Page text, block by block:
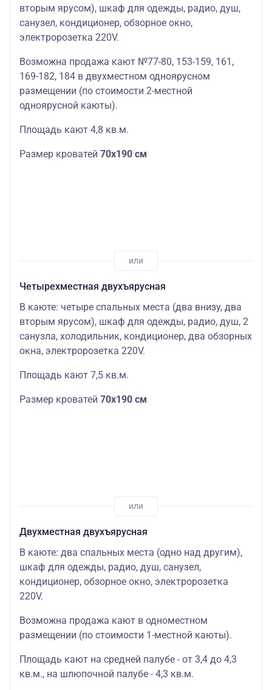
вторым ярусом), шкаф для одежды, радио, душ,
санузел, кондиционер, обзорное окно,
электророзетка 220V.
Возможна продажа кают №77-80, 153-159, 161,
169-182, 184 в двухместном одноярусном
размещении (по стоимости 2-местной
одноярусной каюты).
Площадь кают 4,8 кв.м.
Размер кроватей 70х190 см
Четырехместная двухъярусная
В каюте: четыре спальных места (два внизу, два
вторым ярусом), шкаф для одежды, радио, душ, 2
санузла, холодильник, кондиционер, два обзорных
окна, электророзетка 220V.
Площадь кают 7,5 кв.м.
Размер кроватей 70х190 см
Двухместная двухъярусная
В каюте: два спальных места (одно над другим),
шкаф для одежды, радио, душ, санузел,
кондиционер, обзорное окно, электророзетка
220V.
Возможна продажа кают в одноместном
размещении (по стоимости 1-местной каюты).
Площадь кают на средней палубе - от 3,4 до 4,3
кв.м., на шлюпочной палубе - 4,3 кв.м.